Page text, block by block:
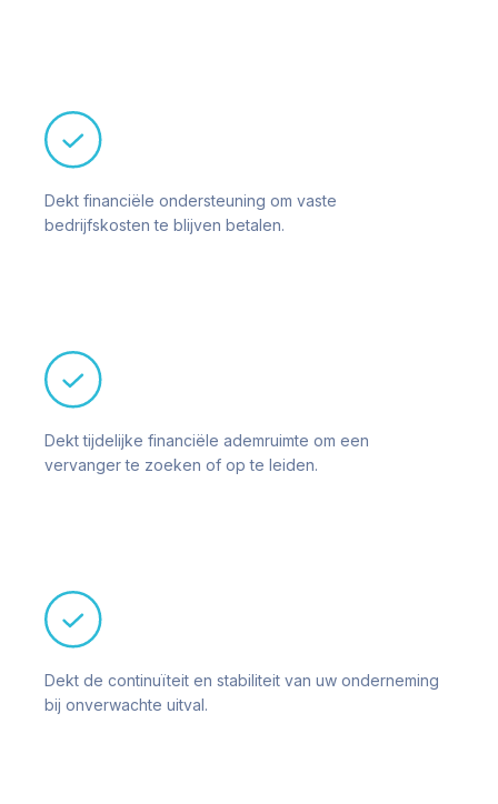
Dekt financiële ondersteuning om vaste
bedrijfskosten te blijven betalen.
Dekt tijdelijke financiële ademruimte om een
vervanger te zoeken of op te leiden.
Dekt de continuïteit en stabiliteit van uw onderneming
bij onverwachte uitval.